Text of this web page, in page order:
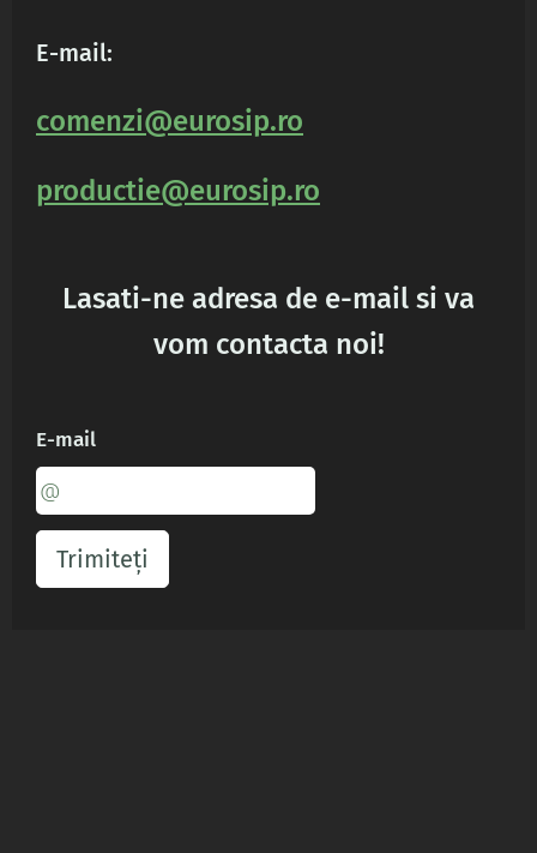
E-mail:
comenzi@eurosip.ro
productie@eurosip.ro
Lasati-ne adresa de e-mail si va
vom contacta noi!
E-mail
Trimiteți